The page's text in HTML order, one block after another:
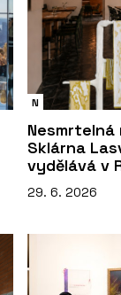
N
Nesmrtelná
Sklárna
vydělává v
29. 6. 2026